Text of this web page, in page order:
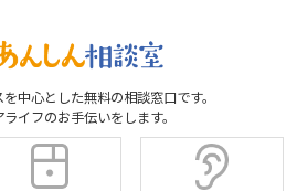
中心とした無料の相談窓口です。
イフのお手伝いをします。